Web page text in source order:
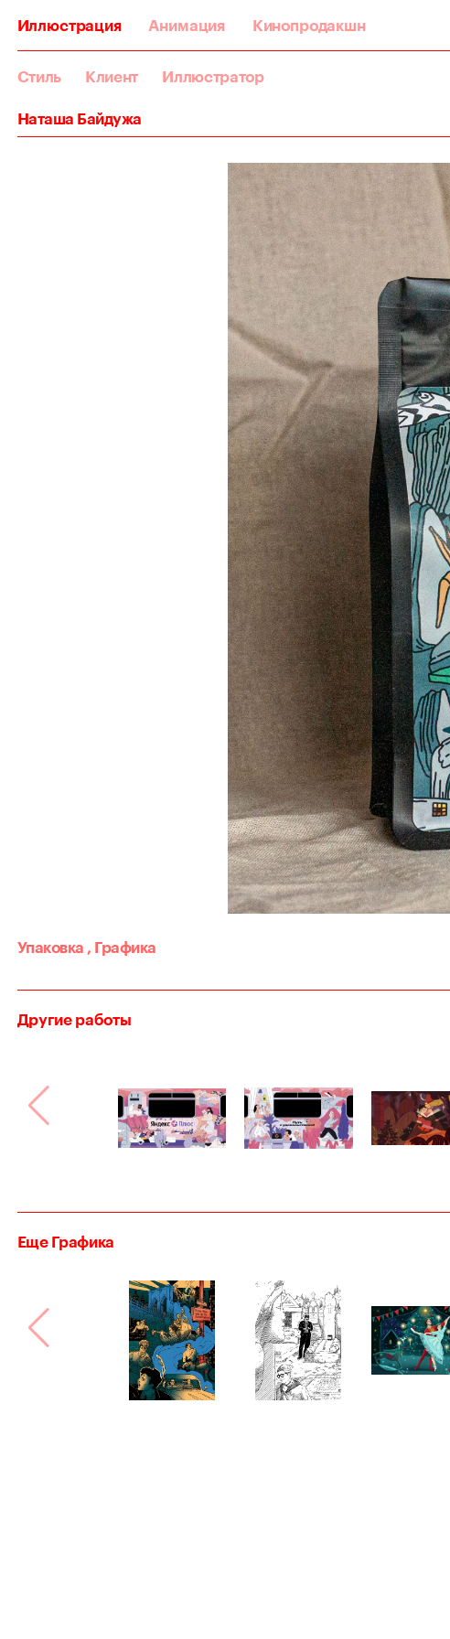
Иллюстрация Анимация Кинопродакшн
Стиль Клиент Иллюстратор
Наташа Байдужа
Упаковка , Графика
Другие работы
Еще Графика